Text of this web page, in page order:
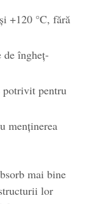
+120 °C, fără
îngheț-
potrivit pentru
menținerea
mai bine
lor